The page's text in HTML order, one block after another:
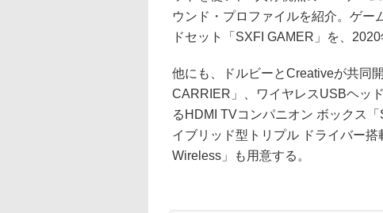
ウンド・プロファイルを紹介。ゲー
ドセット「SXFI GAMER」を、
他にも、ドルビーとCreativeが共同
CARRIER」、ワイヤレスUSBヘッ
るHDMI TVコンパニオン ボックス
イブリッド型トリプル ドライバー
Wireless」も用意する。